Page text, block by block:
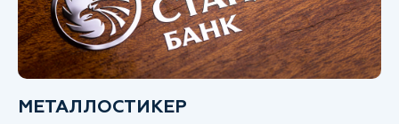
МЕТАЛЛОСТИКЕР